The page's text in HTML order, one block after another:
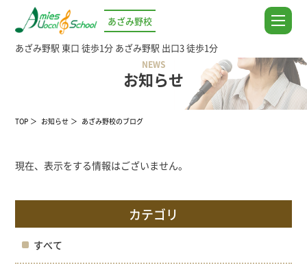
あざみ野校
あざみ野駅 東口 徒歩1分 あざみ野駅 出口3 徒歩1分
NEWS
お知らせ
TOP お知らせ あざみ野校のブログ
現在、表示をする情報はございません。
カテゴリ
すべて